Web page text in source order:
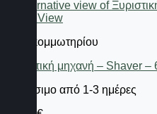
Quick View
Είδη κομμωτηρίου
Ξυριστική μηχανή – Shaver
Διαθέσιμο από 1-3 ημέρες